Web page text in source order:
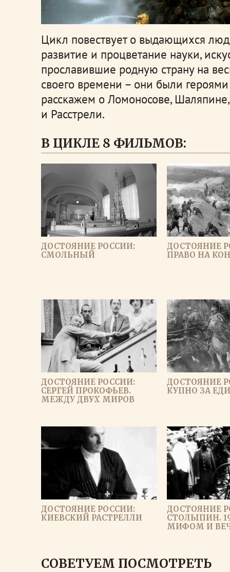
Цикл повествует о выдающихся
развитие и процветание науки,
прославившие родную страну на
своего времени – они были
расскажем о Ломоносове,
и Расстрели.
В ЦИКЛЕ 8 ФИЛЬМОВ:
ДОСТОЯНИЕ РОССИИ:
СМОЛЬНЫЙ
ДОСТОЯНИЕ
ПРАВО НА
ДОСТОЯНИЕ РОССИИ:
СЕРГЕЙ ПРОКОФЬЕВ.
МЕЖДУ ДВУХ МИРОВ
ДОСТОЯНИЕ
КУПНО ЗА
ДОСТОЯНИЕ РОССИИ:
КИЕВСКИЙ РАСТРЕЛЛИ
ДОСТОЯНИЕ
СТОЛЫПИН.
МИФОМ И
СОВЕТУЕМ ПОСМОТРЕТЬ